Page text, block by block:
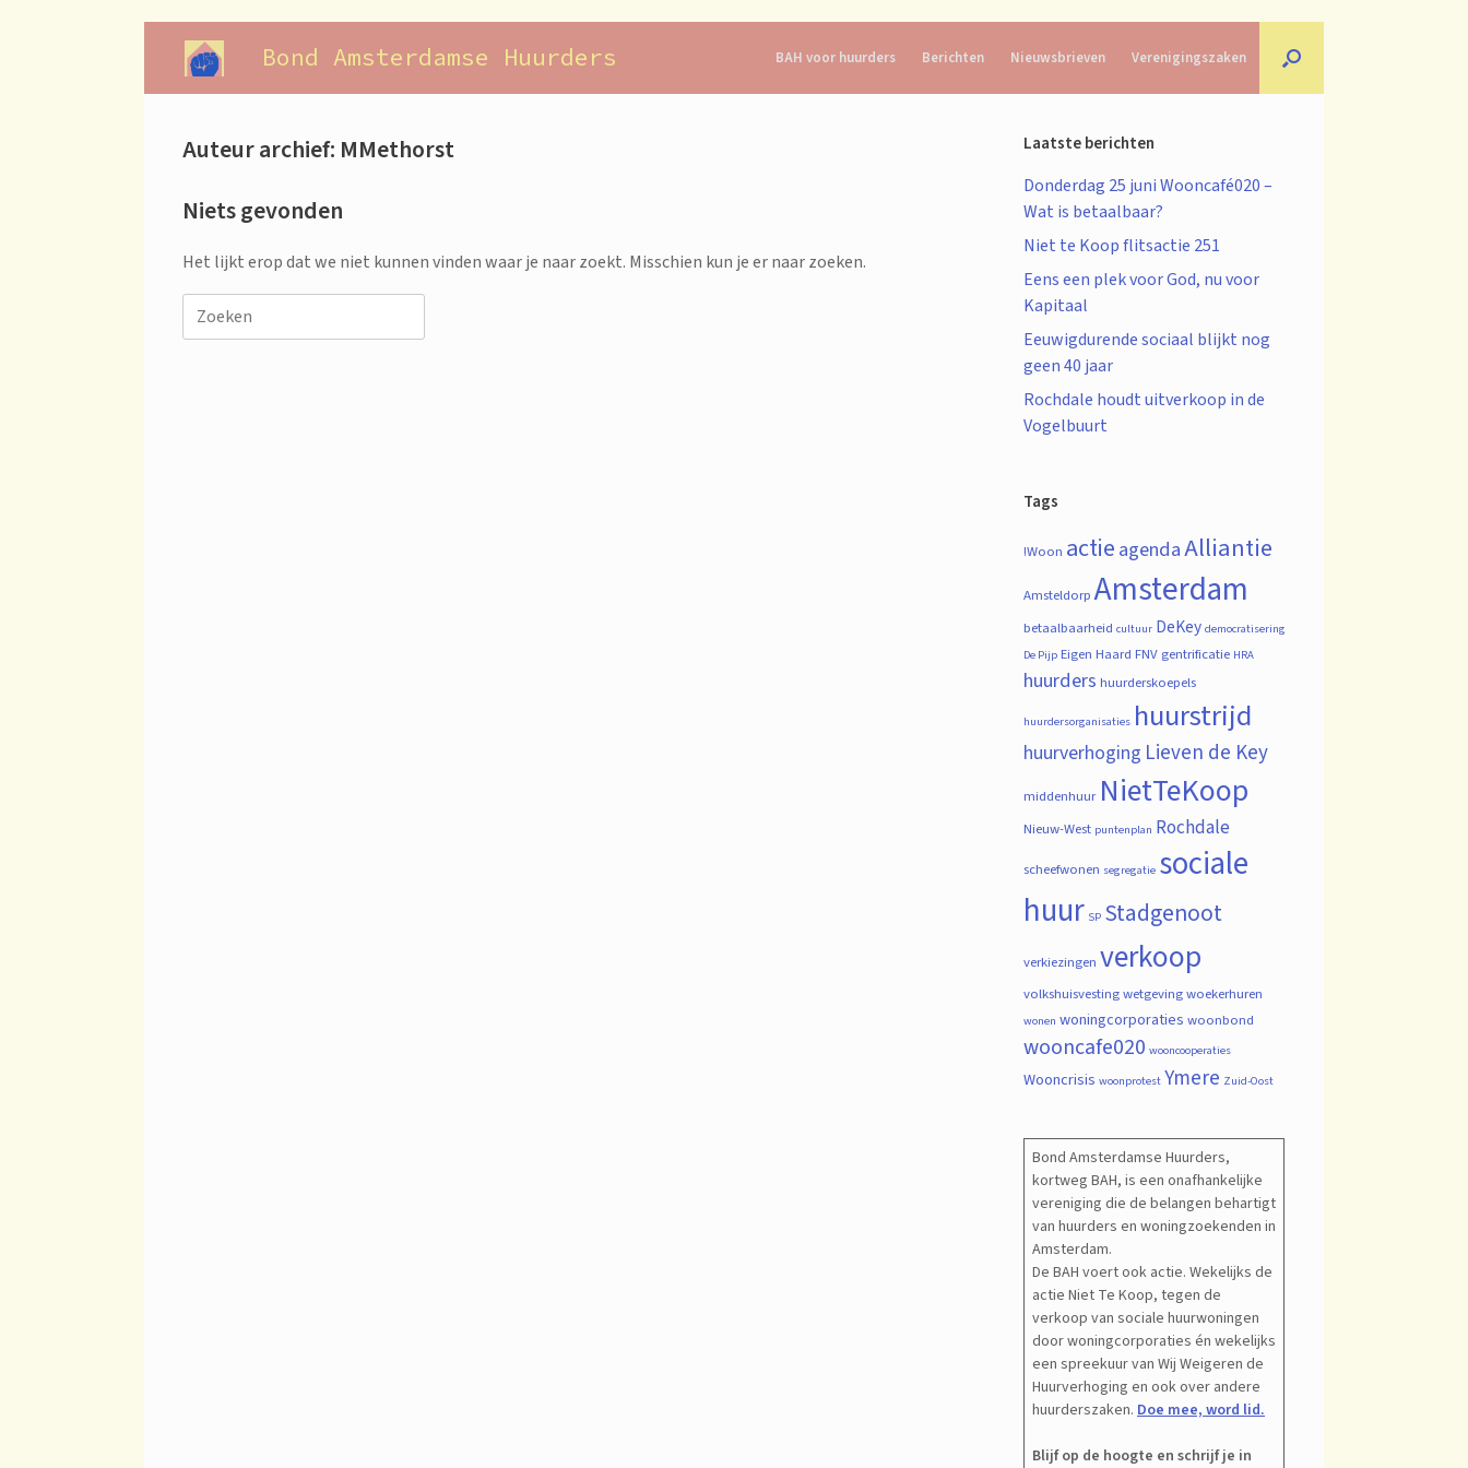
inhoud
Bond Amsterdamse Huurders BAH voor huurders Berichten Nieuwsbrieven Verenigingszaken
Auteur archief: MMethorst
Niets gevonden
Het lijkt erop dat we niet kunnen vinden waar je naar zoekt. Misschien kun je er naar zoeken.
Zoeken
naar:
Laatste berichten
Donderdag 25 juni Wooncafé020 –
Wat is betaalbaar?
Niet te Koop flitsactie 251
Eens een plek voor God, nu voor
Kapitaal
Eeuwigdurende sociaal blijkt nog
geen 40 jaar
Rochdale houdt uitverkoop in de
Vogelbuurt
Tags
!Woon actieagendaAlliantie
Amsteldorp Amsterdam
betaalbaarheid cultuur DeKey democratisering
De Pijp Eigen Haard FNV gentrificatie HRA
huurders huurderskoepels
huurdersorganisaties huurstrijd
huurverhoging Lieven de Key
middenhuur NietTeKoop
Nieuw-West puntenplan Rochdale
scheefwonen segregatie sociale
huur SP Stadgenoot
verkiezingen verkoop
volkshuisvestingwetgevingwoekerhuren
wonen woningcorporaties woonbond
wooncafe020 wooncooperaties
Wooncrisis woonprotest Ymere Zuid-Oost
Bond Amsterdamse Huurders,
kortweg BAH, is een onafhankelijke
vereniging die de belangen behartigt
van huurders en woningzoekenden in
Amsterdam.
De BAH voert ook actie. Wekelijks de
actie Niet Te Koop, tegen de
verkoop van sociale huurwoningen
door woningcorporaties én wekelijks
een spreekuur van Wij Weigeren de
Huurverhoging en ook over andere
huurderszaken.Doe mee, word lid.
Blijf op de hoogte en schrijf je in